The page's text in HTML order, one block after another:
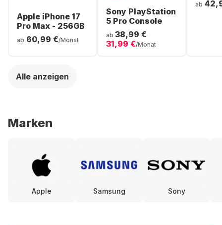
Apple iPhone 17
Pro Max - 256GB
ab 60,99 €/Monat
Sony PlayStation
5 Pro Console
ab 38,99 €
31,99 €/Monat
ab
Alle anzeigen
Marken
Apple Samsung Sony